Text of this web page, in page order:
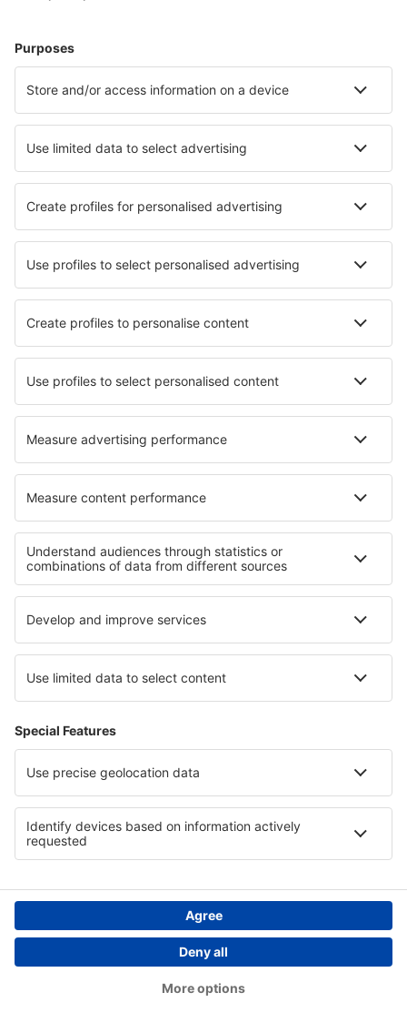
Hoteluri în Salonic
Hoteluri în Pireas Hoteluri în Nea Iraklitsa
Hoteluri în Spata Hoteluri în Kastoria
Hoteluri în Nea Pori
Cele mai bune hoteluri - orașe
Hoteluri în Benablón Hoteluri în Pittsford
Hoteluri în Celis Hoteluri Volla
Hoteluri în Camasobres Hoteluri în Lutter
Hoteluri în Gouy-sous-Bellonne Hoteluri în Kostinbrod
Cele mai bune hoteluri - regiuni
Hoteluri în Pelopones de Sud
Hoteluri in Santorini Hoteluri in Kefalonia
Hoteluri in Macedonia Centrală
Hoteluri in Parcul Național Bontebok Hoteluri in Murau-Murtal
Hoteluri in Insula Hvar Hoteluri in Jacksonville Coast
Copyright © eSky.ro. Toate drepturile rezervate.